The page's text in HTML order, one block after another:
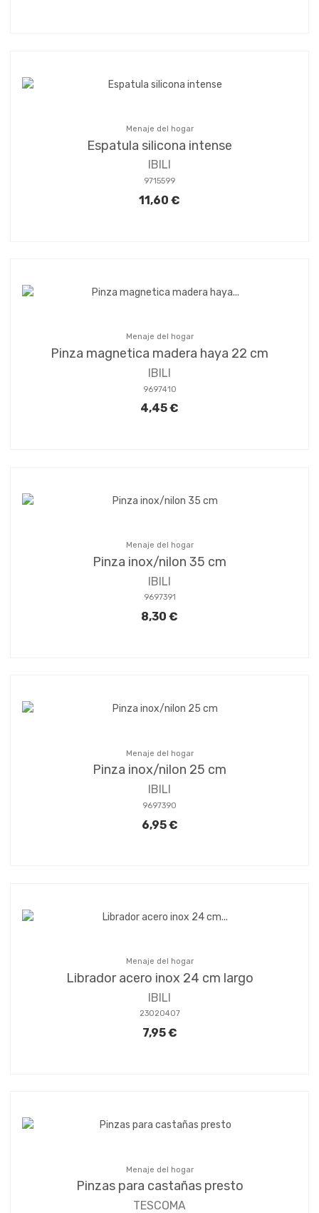
Menaje del hogar
Espatula silicona intense
IBILI
9715599
11,60 €
Menaje del hogar
Pinza magnetica madera haya 22 cm
IBILI
9697410
4,45 €
Menaje del hogar
Pinza inox/nilon 35 cm
IBILI
9697391
8,30 €
Menaje del hogar
Pinza inox/nilon 25 cm
IBILI
9697390
6,95 €
Menaje del hogar
Librador acero inox 24 cm largo
IBILI
23020407
7,95 €
Menaje del hogar
Pinzas para castañas presto
TESCOMA